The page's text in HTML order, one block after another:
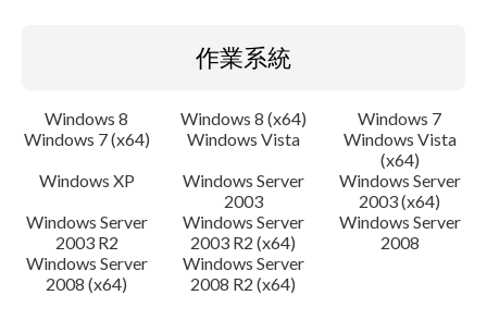
免責聲明
作業系統
Windows 8 Windows 8 (x64)
Windows 7
Windows 7 (x64)
Windows Vista
Windows Vista
(x64)
Windows XP
Windows Server
2003
Windows Server
2003 (x64)
Windows Server
2003 R2
Windows Server
2003 R2 (x64)
Windows Server
2008
Windows Server
2008 (x64)
Windows Server
2008 R2 (x64)